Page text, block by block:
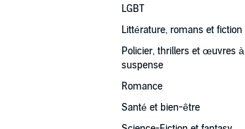
LGBT
Littérature, romans et fiction
Policier, thrillers et œuvres à
suspense
Romance
Santé et bien-être